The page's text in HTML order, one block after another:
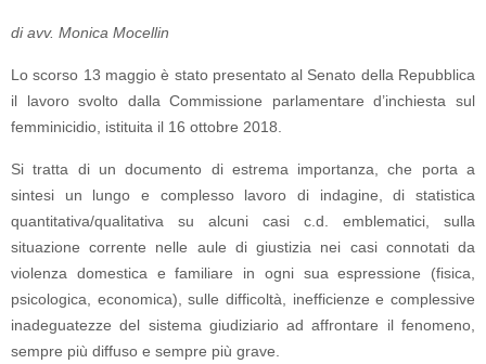
di avv. Monica Mocellin
Lo scorso 13 maggio è stato presentato al Senato della Repubblica
il lavoro svolto dalla Commissione parlamentare d’inchiesta sul
femminicidio, istituita il 16 ottobre 2018.
Si tratta di un documento di estrema importanza, che porta a
sintesi un lungo e complesso lavoro di indagine, di statistica
quantitativa/qualitativa su alcuni casi c.d. emblematici, sulla
situazione corrente nelle aule di giustizia nei casi connotati da
violenza domestica e familiare in ogni sua espressione (fisica,
psicologica, economica), sulle difficoltà, inefficienze e complessive
inadeguatezze del sistema giudiziario ad affrontare il fenomeno,
sempre più diffuso e sempre più grave.